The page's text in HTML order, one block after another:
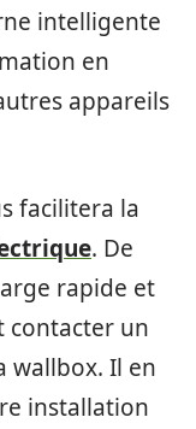
intelligente
en
appareils
facilitera la
. De
rapide et
contacter un
wallbox. Il en
installation